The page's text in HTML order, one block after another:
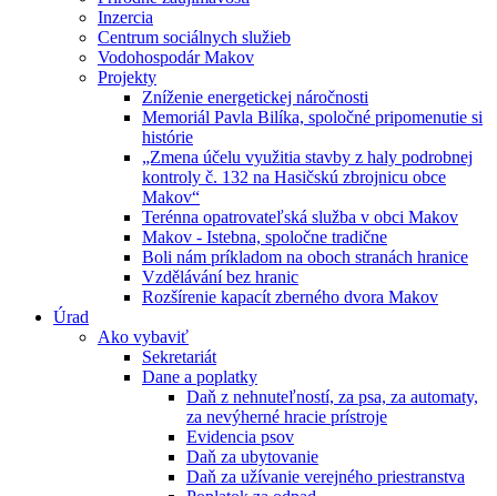
Inzercia
Centrum sociálnych služieb
Vodohospodár Makov
Projekty
Zníženie energetickej náročnosti
Memoriál Pavla Bilíka, spoločné pripomenutie si
histórie
„Zmena účelu využitia stavby z haly podrobnej
kontroly č. 132 na Hasičskú zbrojnicu obce
Makov“
Terénna opatrovateľská služba v obci Makov
Makov - Istebna, spoločne tradične
Boli nám príkladom na oboch stranách hranice
Vzdělávání bez hranic
Rozšírenie kapacít zberného dvora Makov
Úrad
Ako vybaviť
Sekretariát
Dane a poplatky
Daň z nehnuteľností, za psa, za automaty,
za nevýherné hracie prístroje
Evidencia psov
Daň za ubytovanie
Daň za užívanie verejného priestranstva